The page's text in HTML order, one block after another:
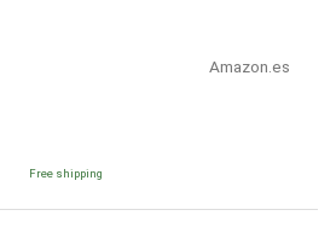
Amazon.es
Free shipping